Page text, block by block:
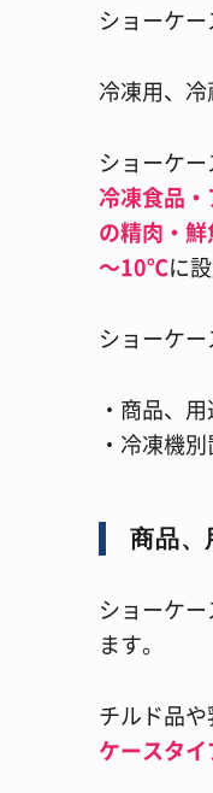
ショーケ
冷凍用、
ショーケ
冷凍食品
の精肉・
～10℃に
ショーケ
・商品、
・冷凍機
商品、
ショーケ
ます。
チルド品
ケースタ